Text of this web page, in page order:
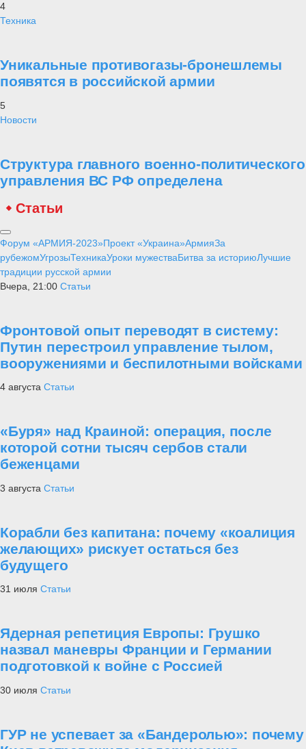
4
Техника
Уникальные противогазы-бронешлемы
появятся в российской армии
5
Новости
Структура главного военно-политического
управления ВС РФ определена
Статьи
Форум «АРМИЯ-2023»Проект «Украина»АрмияЗа
рубежомУгрозыТехникаУроки мужестваБитва за историюЛучшие
традиции русской армии
Вчера, 21:00 Статьи
Фронтовой опыт переводят в систему:
Путин перестроил управление тылом,
вооружениями и беспилотными войсками
4 августа Статьи
«Буря» над Краиной: операция, после
которой сотни тысяч сербов стали
беженцами
3 августа Статьи
Корабли без капитана: почему «коалиция
желающих» рискует остаться без
будущего
31 июля Статьи
Ядерная репетиция Европы: Грушко
назвал маневры Франции и Германии
подготовкой к войне с Россией
30 июля Статьи
ГУР не успевает за «Бандеролью»: почему